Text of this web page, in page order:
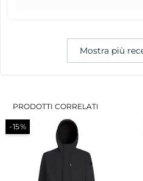
Mostra più
PRODOTTI CORRELATI
-15%